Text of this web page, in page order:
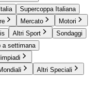
Supercoppa Italiana
Mercato
Motori
Altri Sport
Sondaggi
a settimana
Altri Speciali